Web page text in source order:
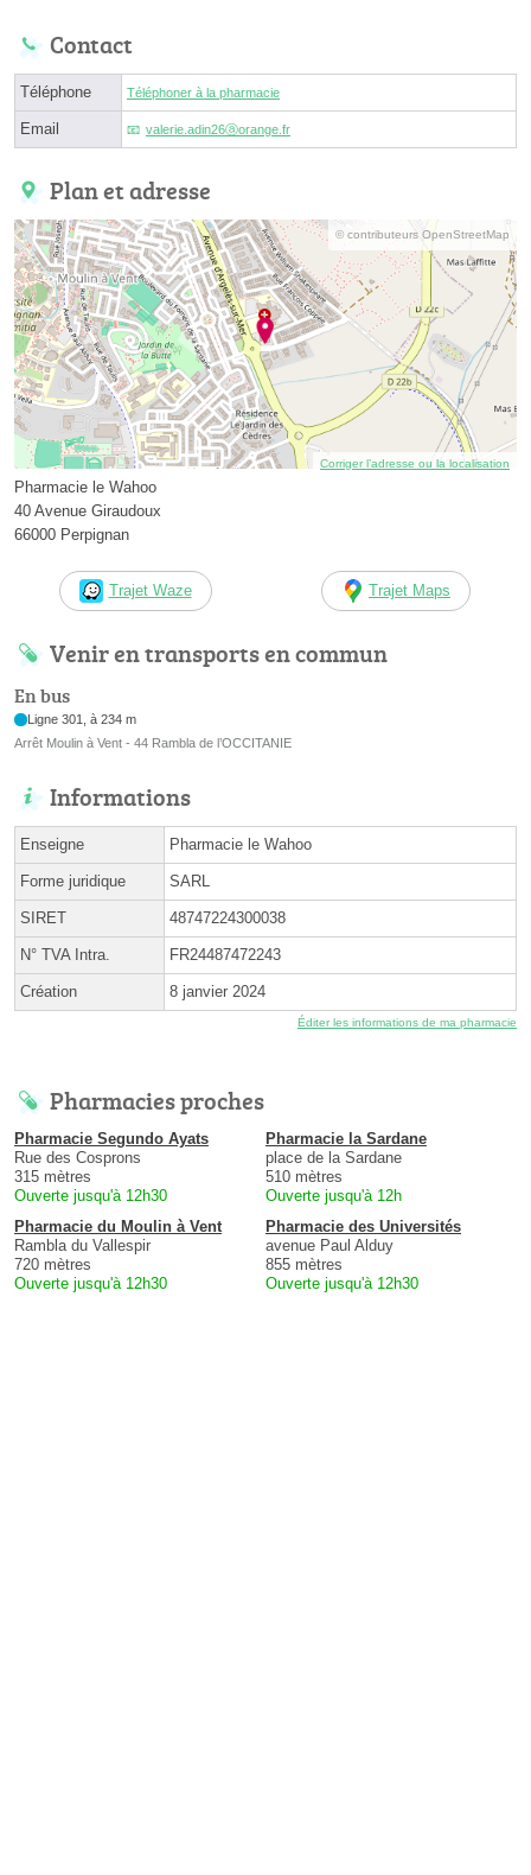
Contact
Téléphone Téléphoner à la pharmacie
Email valerie.adin26ⓐorange.fr
Plan et adresse
© contributeurs OpenStreetMap
Corriger l’adresse ou la localisation
Pharmacie le Wahoo
40 Avenue Giraudoux
66000 Perpignan
Trajet Waze Trajet Maps
Venir en transports en commun
En bus
Ligne 301, à 234 m
Arrêt Moulin à Vent - 44 Rambla de l’OCCITANIE
Informations
Enseigne Pharmacie le Wahoo
Forme juridique SARL
SIRET 48747224300038
N° TVA Intra. FR24487472243
Création 8 janvier 2024
Éditer les informations de ma pharmacie
Pharmacies proches
Pharmacie Segundo Ayats
Rue des Cosprons
315 mètres
Ouverte jusqu'à 12h30
Pharmacie la Sardane
place de la Sardane
510 mètres
Ouverte jusqu'à 12h
Pharmacie du Moulin à Vent
Rambla du Vallespir
720 mètres
Ouverte jusqu'à 12h30
Pharmacie des Universités
avenue Paul Alduy
855 mètres
Ouverte jusqu'à 12h30